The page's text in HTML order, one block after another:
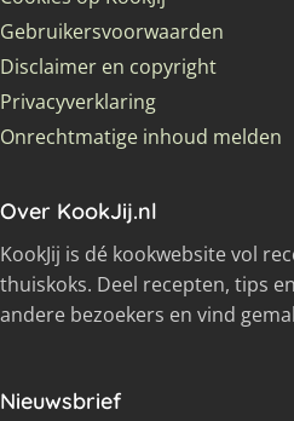
Gebruikersvoorwaarden
Disclaimer en copyright
Privacyverklaring
Onrechtmatige inhoud melden
Over KookJij.nl
KookJij is dé kookwebsite vol
thuiskoks. Deel recepten, tips
andere bezoekers en vind
Nieuwsbrief